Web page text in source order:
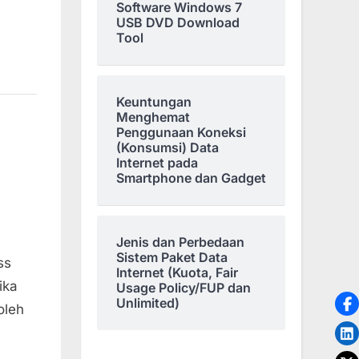
Software Windows 7
USB DVD Download
Tool
Keuntungan
Menghemat
Penggunaan Koneksi
(Konsumsi) Data
Internet pada
Smartphone dan Gadget
Jenis dan Perbedaan
Sistem Paket Data
Internet (Kuota, Fair
Usage Policy/FUP dan
Unlimited)